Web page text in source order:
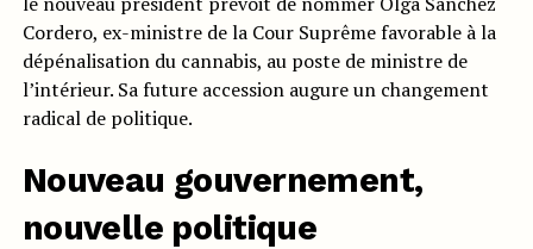
Cordero, ex-ministre de la Cour Suprême favorable à la
dépénalisation du cannabis, au poste de ministre de
l’intérieur. Sa future accession augure un changement
radical de politique.
Nouveau gouvernement,
nouvelle politique